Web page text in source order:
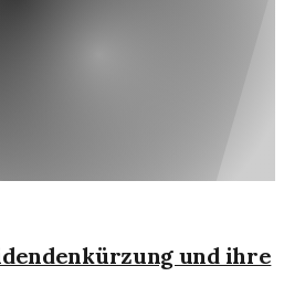
und ihre